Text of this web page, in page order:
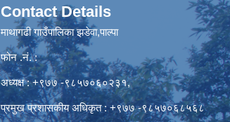
Contact Details
माथागढी गाउँपालिका झडेवा,पाल्पा
फोन .नं. :
अध्यक्ष : +९७७ -९८५७०६०२३१,
प्रमुख प्रशासकीय अधिकृत : +९७७ -९८५७०६८५६८